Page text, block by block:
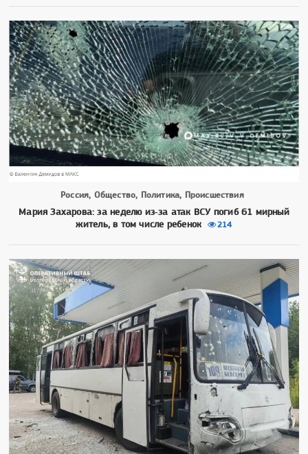
Россия, Общество, Политика, Происшествия
Мария Захарова: за неделю из‑за атак ВСУ погиб 61 мирный
житель, в том числе ребенок
214